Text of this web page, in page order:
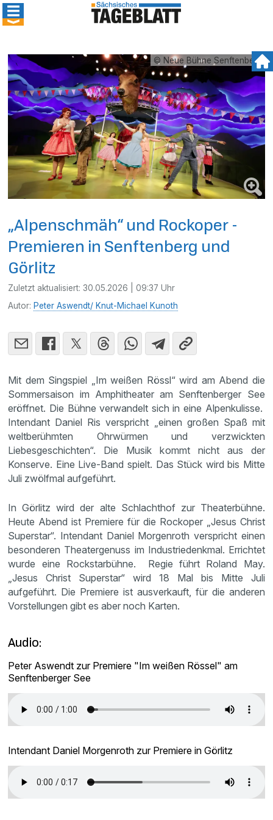
© Neue Bühne Senftenberg
„Alpenschmäh“ und Rockoper -
Premieren in Senftenberg und
Görlitz
Zuletzt aktualisiert:30.05.2026 | 09:37 Uhr
Autor: Peter Aswendt/ Knut-Michael Kunoth
Mit dem Singspiel „Im weißen Rössl“ wird am Abend die
Sommersaison im Amphitheater am Senftenberger See
eröffnet. Die Bühne verwandelt sich in eine Alpenkulisse.
Intendant Daniel Ris verspricht „einen großen Spaß mit
weltberühmten Ohrwürmen und verzwickten
Liebesgeschichten“. Die Musik kommt nicht aus der
Konserve. Eine Live-Band spielt. Das Stück wird bis Mitte
Juli zwölfmal aufgeführt.
In Görlitz wird der alte Schlachthof zur Theaterbühne.
Heute Abend ist Premiere für die Rockoper „Jesus Christ
Superstar“. Intendant Daniel Morgenroth verspricht einen
besonderen Theatergenuss im Industriedenkmal. Errichtet
wurde eine Rockstarbühne. Regie führt Roland May.
„Jesus Christ Superstar“ wird 18 Mal bis Mitte Juli
aufgeführt. Die Premiere ist ausverkauft, für die anderen
Vorstellungen gibt es aber noch Karten.
Audio:
Peter Aswendt zur Premiere "Im weißen Rössel" am
Senftenberger See
Intendant Daniel Morgenroth zur Premiere in Görlitz